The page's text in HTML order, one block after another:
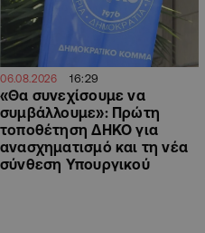
06.08.2026 16:29
«Θα συνεχίσουμε να
συμβάλλουμε»: Πρώτη
τοποθέτηση ΔΗΚΟ για
ανασχηματισμό και τη νέα
σύνθεση Υπουργικού